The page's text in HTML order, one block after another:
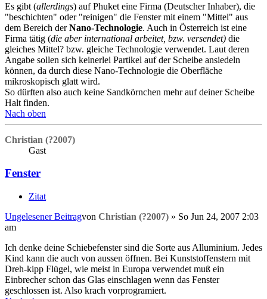
Es gibt (allerdings) auf Phuket eine Firma (Deutscher Inhaber), die
"beschichten" oder "reinigen" die Fenster mit einem "Mittel" aus
dem Bereich derNano-Technologie. Auch in Österreich ist eine
Firma tätig (die aber international arbeitet, bzw. versendet) die
gleiches Mittel? bzw. gleiche Technologie verwendet. Laut deren
Angabe sollen sich keinerlei Partikel auf der Scheibe ansiedeln
können, da durch diese Nano-Technologie die Oberfläche
mikroskopisch glatt wird.
So dürften also auch keine Sandkörnchen mehr auf deiner Scheibe
Halt finden.
Nach oben
Christian (?2007)
Gast
Fenster
Zitat
Ungelesener Beitragvon Christian (?2007) » So Jun 24, 2007 2:03
am
Ich denke deine Schiebefenster sind die Sorte aus Alluminium. Jedes
Kind kann die auch von aussen öffnen. Bei Kunststoffenstern mit
Dreh-kipp Flügel, wie meist in Europa verwendet muß ein
Einbrecher schon das Glas einschlagen wenn das Fenster
geschlossen ist. Also krach vorprogramiert.